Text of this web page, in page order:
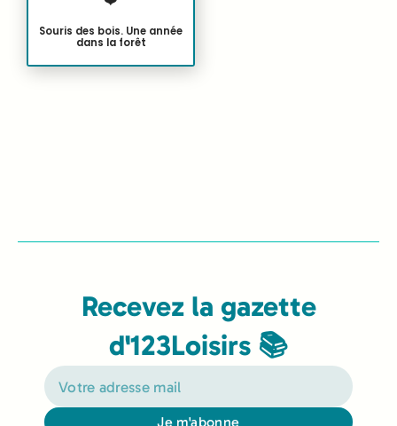
Souris des bois. Une année
dans la forêt
Recevez la gazette
d'123Loisirs 📚
Je m'abonne